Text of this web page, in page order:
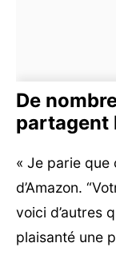
De
partagent
« Je parie que
d’Amazon.
voici d’autres
plaisanté une